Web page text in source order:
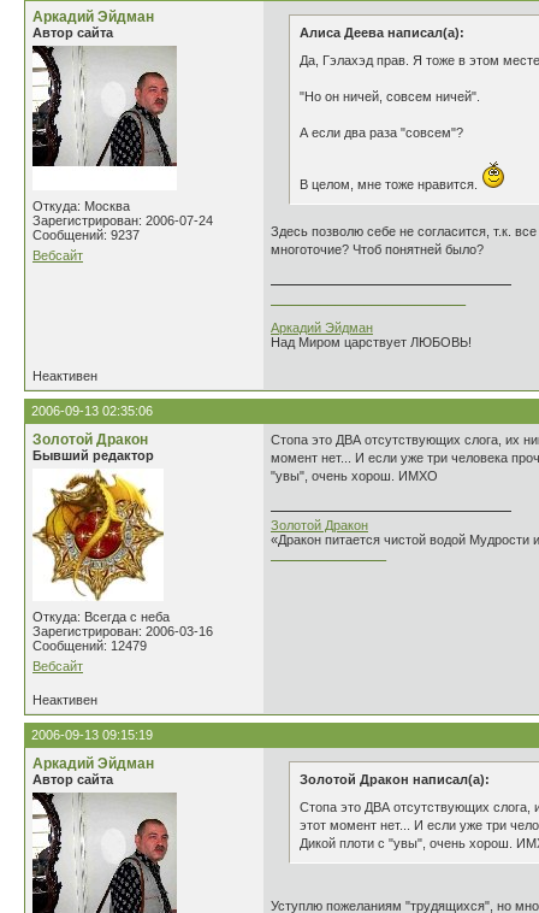
Аркадий Эйдман
Автор сайта
Откуда: Москва
Зарегистрирован: 2006-07-24
Сообщений: 9237
Вебсайт
Алиса Деева написал(а):
Да, Гэлахэд прав. Я тоже в этом
"Но он ничей, совсем ничей".
А если два раза "совсем"?
В целом, мне тоже нравится.
Здесь позволю себе не согласится, т.к.
многоточие? Чтоб понятней было?
Аркадий Эйдман
Над Миром царствует ЛЮБОВЬ!
Неактивен
2006-09-13 02:35:06
Золотой Дракон
Бывший редактор
Откуда: Всегда с неба
Зарегистрирован: 2006-03-16
Сообщений: 12479
Вебсайт
Стопа это ДВА отсутствующих слога, их
момент нет... И если уже три человека
"увы", очень хорош. ИМХО
Золотой Дракон
«Дракон питается чистой водой
Неактивен
2006-09-13 09:15:19
Аркадий Эйдман
Автор сайта
Золотой Дракон написал(а):
Стопа это ДВА отсутствующих слога,
этот момент нет... И если уже три
Дикой плоти с "увы", очень хорош.
Уступлю пожеланиям "трудящихся", но